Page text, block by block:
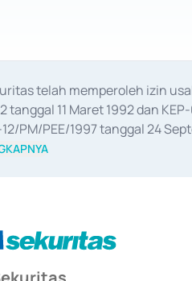
telah memperoleh izin
tanggal 11 Maret 1992 dan
PM/PEE/1997 tanggal 24
divestasi, dan